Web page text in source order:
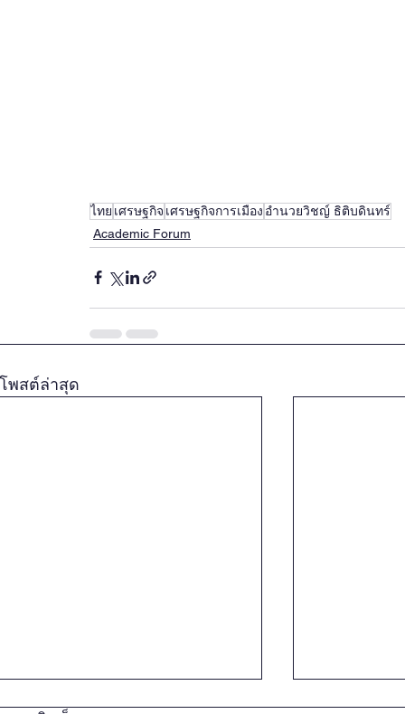
ไทย เศรษฐกิจ เศรษฐกิจการเมือง อำนวยวิชญ์ ธิติบดินทร์
Academic Forum
โพสต์ล่าสุด